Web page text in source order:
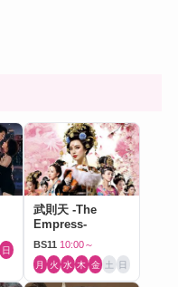
日
武則天 -The
Empress-
BS11 10:00～
月 火 水 木 金 土 日